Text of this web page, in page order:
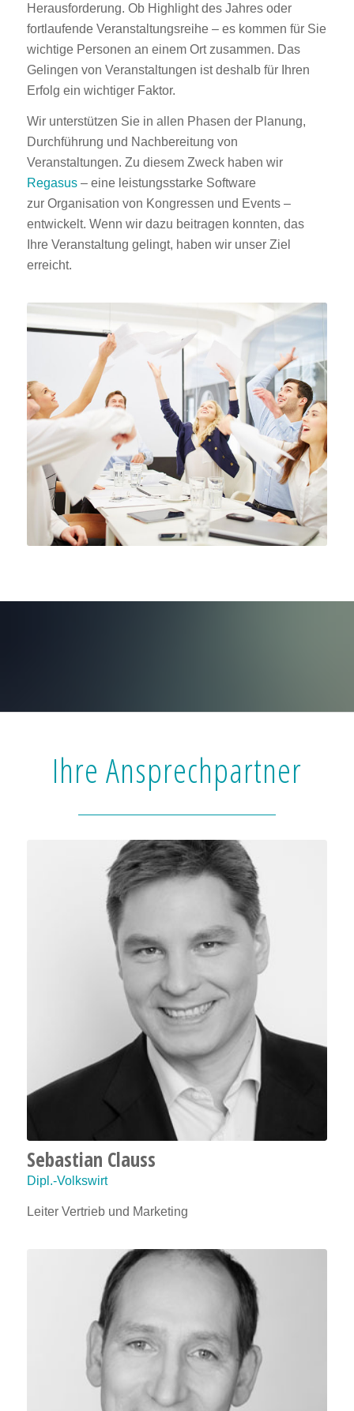
Herausforderung. Ob Highlight des Jahres oder
fortlaufende Veranstaltungsreihe – es kommen für Sie
wichtige Personen an einem Ort zusammen. Das
Gelingen von Veranstaltungen ist deshalb für Ihren
Erfolg ein wichtiger Faktor.
Wir unterstützen Sie in allen Phasen der Planung,
Durchführung und Nachbereitung von
Veranstaltungen. Zu diesem Zweck haben wir
Regasus– eine leistungsstarke Software
zur Organisation von Kongressen und Events –
entwickelt. Wenn wir dazu beitragen konnten, das
Ihre Veranstaltung gelingt, haben wir unser Ziel
erreicht.
Ihre Ansprechpartner
Sebastian Clauss
Dipl.-Volkswirt
Leiter Vertrieb und Marketing